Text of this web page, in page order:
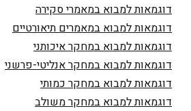
דוגמאות למבוא במאמרי סקירה
דוגמאות למבוא במאמרים תיאורטיים
דוגמאות למבוא במחקר איכותני
דוגמאות למבוא במחקר אנליטי-פרשני
דוגמאות למבוא במחקר כמותי
דוגמאות למבוא במחקר משולב